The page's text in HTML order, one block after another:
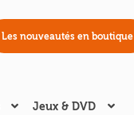
Les nouveautés en boutique
Jeux & DVD